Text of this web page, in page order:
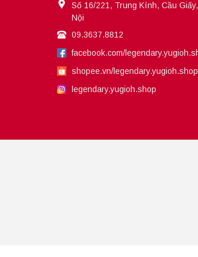
Số 16/221, Trung Kính, Cầu
Nội
09.3637.8812
facebook.com/
shopee.vn/legendary.yugioh.shop
legendary.yugioh.shop